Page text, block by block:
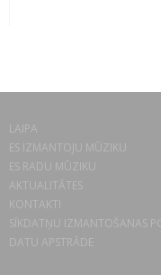
LAIPA
ES IZMANTOJU MŪZIKU
ES RADU MŪZIKU
AKTUALITĀTES
KONTAKTI
SĪKDATŅU IZMANTOŠANAS
DATU APSTRĀDE